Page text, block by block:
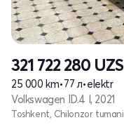
321 722 280 UZS
25 000 km•77 л•elektr
Volkswagen ID.4 I, 2021
Toshkent, Chilonzor tumani